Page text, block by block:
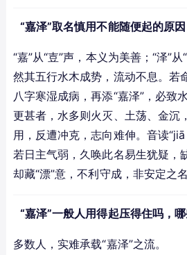
“嘉泽”取名慎用不能随便起的原因
“嘉”从“壴”声，本义为美善；“泽”从
然其五行水木成势，流动不息。若
八字寒湿成病，再添“嘉泽”，必致
更甚者，水多则火灭、土荡、金沉
用，反遭冲克，志向难伸。音读
若日主气弱，久唤此名易生犹疑，
却藏“漂”意，不利守成，非安定之名
“嘉泽”一般人用得起压得住吗，
多数人，实难承载“嘉泽”之流。